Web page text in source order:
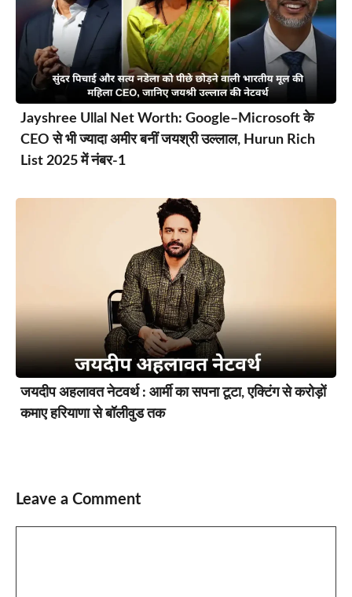
Jayshree Ullal Net Worth: Google–Microsoft के
CEO से भी ज्यादा अमीर बनीं जयश्री उल्लाल, Hurun Rich
List 2025 में नंबर-1
जयदीप अहलावत नेटवर्थ : आर्मी का सपना टूटा, एक्टिंग से करोड़ों
कमाए हरियाणा से बॉलीवुड तक
Leave a Comment